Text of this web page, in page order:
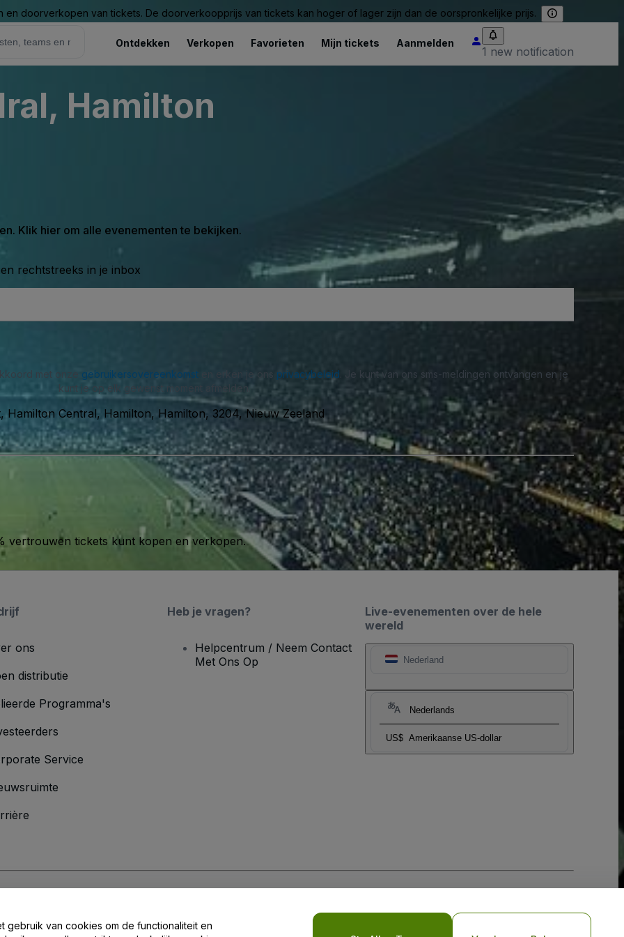
doorverkopen van tickets. De doorverkoopprijs van tickets kan hoger of lager zijn dan de oorspronkelijke prijs.
Ontdekken Verkopen Favorieten Mijn tickets Aanmelden
1 new notification
Hamilton
Klik hier om alle evenementen te bekijken.
rechtstreeks in je inbox
met onze gebruikersovereenkomst en erken je ons privacybeleid
. Je kunt van ons sms-meldingen ontvangen en je
kunt je op elk gewenst moment afmelden.
Hamilton Central, Hamilton, Hamilton, 3204, Nieuw Zeeland
vertrouwen tickets kunt kopen en verkopen.
Live-evenementen over de hele
wereld
Nederland
Nederlands
US$ Amerikaanse US-dollar
ons
distributie
Programma's
Service
Heb je vragen?
Helpcentrum / Neem Contact
Met Ons Op
privacybeleid voor mobiel
gebruik van cookies om de functionaliteit en